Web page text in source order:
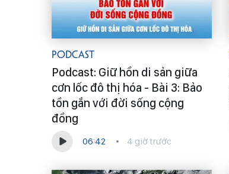
Podcast
Podcast: Giữ hồn di sản giữa
cơn lốc đô thị hóa - Bài 3: Bảo
tồn gắn với đời sống cộng
đồng
06:42 4 giờ trước